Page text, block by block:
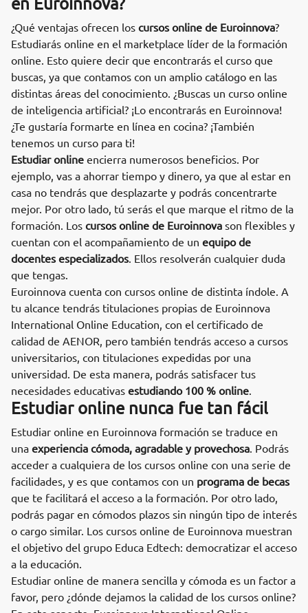
en Euroinnova?
¿Qué ventajas ofrecen los cursos online de Euroinnova?
Estudiarás online en el marketplace líder de la formación
online. Esto quiere decir que encontrarás el curso que
buscas, ya que contamos con un amplio catálogo en las
distintas áreas del conocimiento. ¿Buscas un curso online
de inteligencia artificial? ¡Lo encontrarás en Euroinnova!
¿Te gustaría formarte en línea en cocina? ¡También
tenemos un curso para ti!
Estudiar online encierra numerosos beneficios. Por
ejemplo, vas a ahorrar tiempo y dinero, ya que al estar en
casa no tendrás que desplazarte y podrás concentrarte
mejor. Por otro lado, tú serás el que marque el ritmo de la
formación. Los cursos online de Euroinnova son flexibles y
cuentan con el acompañamiento de un equipo de
docentes especializados. Ellos resolverán cualquier duda
que tengas.
Euroinnova cuenta con cursos online de distinta índole. A
tu alcance tendrás titulaciones propias de Euroinnova
International Online Education, con el certificado de
calidad de AENOR, pero también tendrás acceso a cursos
universitarios, con titulaciones expedidas por una
universidad. De esta manera, podrás satisfacer tus
necesidades educativas estudiando 100 % online.
Estudiar online nunca fue tan fácil
Estudiar online en Euroinnova formación se traduce en
una experiencia cómoda, agradable y provechosa. Podrás
acceder a cualquiera de los cursos online con una serie de
facilidades, y es que contamos con un programa de becas
que te facilitará el acceso a la formación. Por otro lado,
podrás pagar en cómodos plazos sin ningún tipo de interés
o cargo similar. Los cursos online de Euroinnova muestran
el objetivo del grupo Educa Edtech: democratizar el acceso
a la educación.
Estudiar online de manera sencilla y cómoda es un factor a
favor, pero ¿dónde dejamos la calidad de los cursos online?